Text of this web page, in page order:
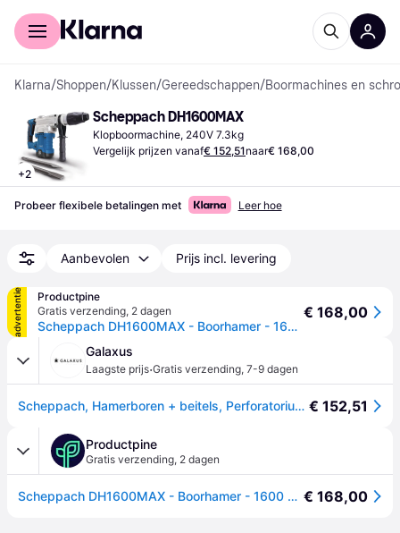
Voor shoppers
Klarna/Shoppen/Klussen/Gereedschappen/Boormachines en
+2
Scheppach DH1600MAX
Klopboormachine, 240V 7.3kg
Vergelijk prijzen vanaf€ 152,51naar€ 168,00
Probeer flexibele betalingen met Leer hoe
Aanbevolen Prijs incl. levering
advertentie
Productpine
Gratis verzending, 2 dagen
Scheppach DH1600MAX - Boorhamer - 1600 Watt - SDS-Max - Anti-vibratie
€ 168,00
Galaxus
Laagste prijs·Gratis verzending, 7-9 dagen
Scheppach, Hamerboren + beitels, Perforatorius DH1600MAX (Elektrische stroom, Hamerboor) € 152,51
Productpine
Gratis verzending, 2 dagen
Scheppach DH1600MAX - Boorhamer - 1600 Watt - SDS-Max - Anti-vibratie € 168,00